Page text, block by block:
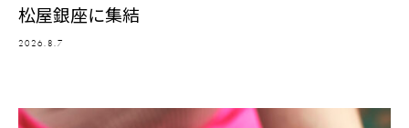
松屋銀座に集結
2026.8.7